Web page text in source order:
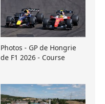
Photos - GP de Hongrie
de F1 2026 - Course